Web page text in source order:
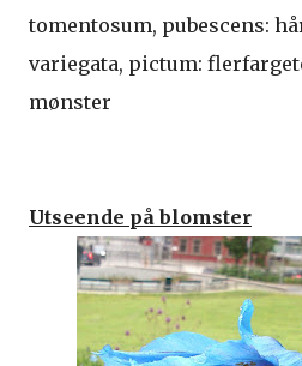
tomentosum, pubescens:
variegata, pictum:
mønster
Utseende på blomster